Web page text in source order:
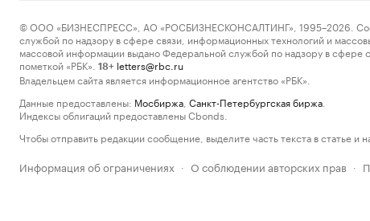
© ООО «БИЗНЕСПРЕСС», АО «РОСБИЗНЕСКОНСАЛТИНГ», 1995–2026.
службой по надзору в сфере связи, информационных технологий и
массовой информации выдано Федеральной службой по надзору в
пометкой «РБК».
18+ letters@rbc.ru
Владельцем сайта является информационное агентство «РБК».
Данные предоставлены: Мосбиржа Санкт-Петербургская биржа
Индексы облигаций предоставлены Cbonds.
Чтобы отправить редакции сообщение, выделите часть текста в статье и
Информация об ограничениях · О соблюдении авторских прав ·